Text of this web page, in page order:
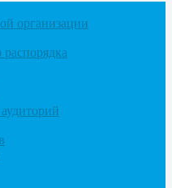
организации